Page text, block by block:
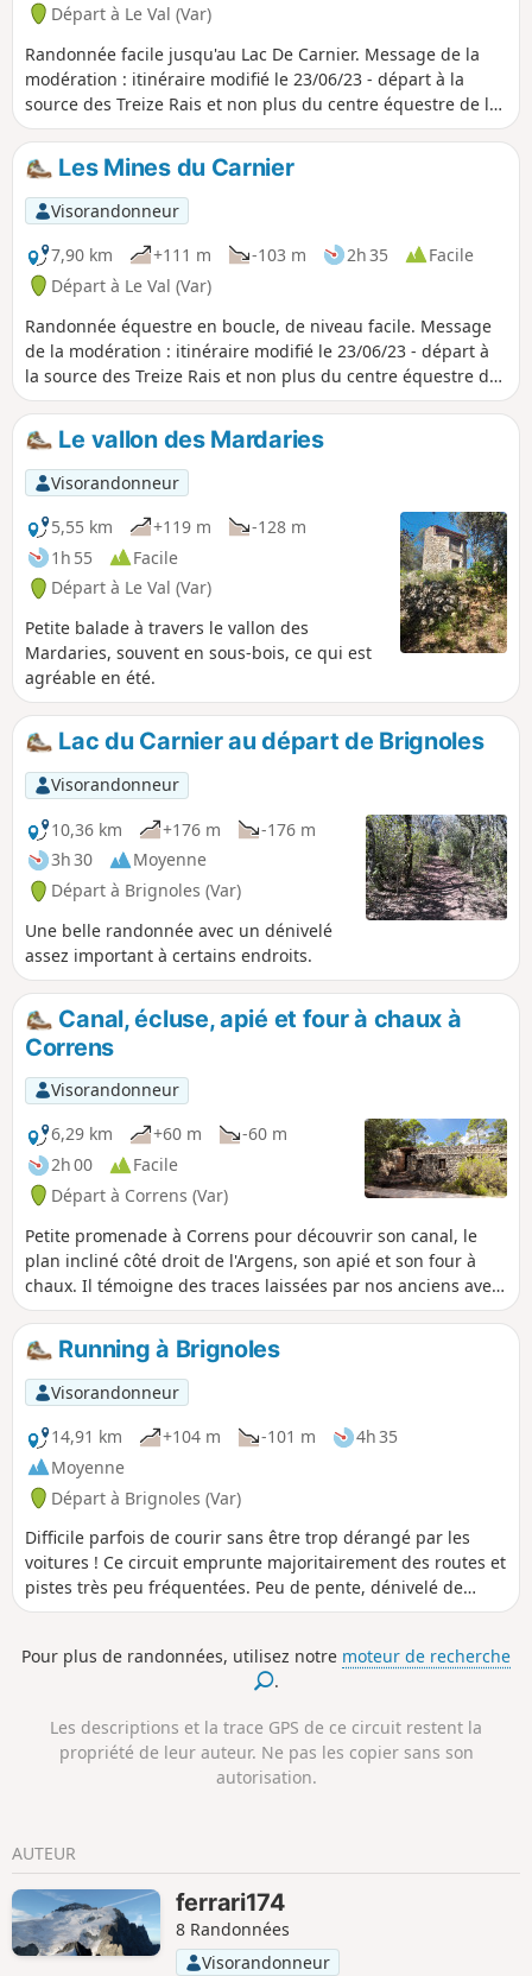
Départ à Le Val (Var)
Randonnée facile jusqu'au Lac De Carnier. Message de la
modération : itinéraire modifié le 23/06/23 - départ à la
source des Treize Rais et non plus du centre équestre de le
Val.
Les Mines du Carnier
Visorandonneur
7,90 km
+111 m -103 m 2h 35
Facile
Départ à Le Val (Var)
Randonnée équestre en boucle, de niveau facile. Message
de la modération : itinéraire modifié le 23/06/23 - départ à
la source des Treize Rais et non plus du centre équestre de
le Val.
Le vallon des Mardaries
Visorandonneur
5,55 km
+119 m
-128 m
1h 55
Facile
Départ à Le Val (Var)
Petite balade à travers le vallon des
Mardaries, souvent en sous-bois, ce qui est
agréable en été.
Lac du Carnier au départ de Brignoles
Visorandonneur
10,36 km
+176 m
-176 m
3h 30
Moyenne
Départ à Brignoles (Var)
Une belle randonnée avec un dénivelé
assez important à certains endroits.
Canal, écluse, apié et four à chaux à
Correns
Visorandonneur
6,29 km
+60 m
-60 m
2h 00
Facile
Départ à Correns (Var)
Petite promenade à Correns pour découvrir son canal, le
plan incliné côté droit de l'Argens, son apié et son four à
chaux. Il témoigne des traces laissées par nos anciens avec
l'exercice de métiers aujourd'hui disparus.
Running à Brignoles
Visorandonneur
14,91 km
+104 m -101 m
4h 35
Moyenne
Départ à Brignoles (Var)
Difficile parfois de courir sans être trop dérangé par les
voitures ! Ce circuit emprunte majoritairement des routes et
pistes très peu fréquentées. Peu de pente, dénivelé de
l'ordre de 100m. Seul inconvénient : une partie du tracé
d'autant mieux le calme une fois revenu dans la plaine.
Pour plus de randonnées, utilisez notre moteur de recherche
.
Les descriptions et la trace GPS de ce circuit restent la
propriété de leur auteur. Ne pas les copier sans son
autorisation.
AUTEUR
ferrari174
8 Randonnées
Visorandonneur